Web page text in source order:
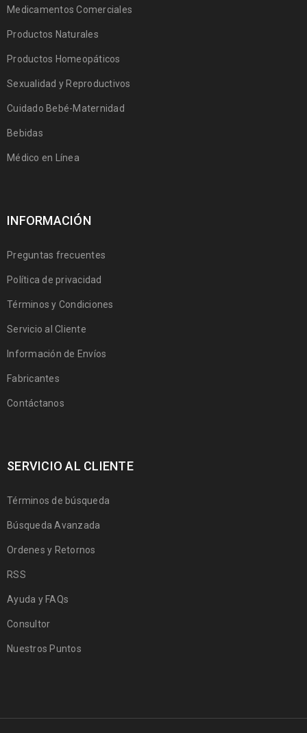
Medicamentos Comerciales
Productos Naturales
Productos Homeopáticos
Sexualidad y Reproductivos
Cuidado Bebé-Maternidad
Bebidas
Médico en Línea
INFORMACIÓN
Preguntas frecuentes
Política de privacidad
Términos y Condiciones
Servicio al Cliente
Información de Envíos
Fabricantes
Contáctanos
SERVICIO AL CLIENTE
Términos de búsqueda
Búsqueda Avanzada
Ordenes y Retornos
RSS
Ayuda y FAQs
Consultor
Nuestros Puntos